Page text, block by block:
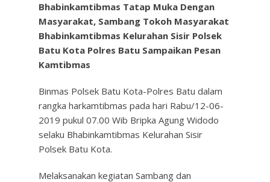
Bhabinkamtibmas Tatap Muka Dengan
Masyarakat, Sambang Tokoh Masyarakat
Bhabinkamtibmas Kelurahan Sisir Polsek
Batu Kota Polres Batu Sampaikan Pesan
Kamtibmas
Binmas Polsek Batu Kota-Polres Batu dalam
rangka harkamtibmas pada hari Rabu/12-06-
2019 pukul 07.00 Wib Bripka Agung Widodo
selaku Bhabinkamtibmas Kelurahan Sisir
Polsek Batu Kota.
Melaksanakan kegiatan Sambang dan